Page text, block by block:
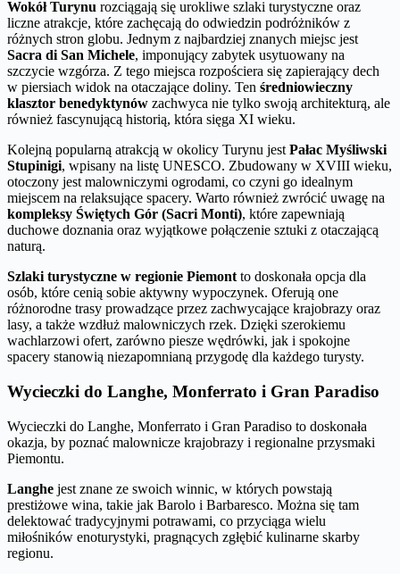
Wokół Turynu rozciągają się urokliwe szlaki turystyczne oraz
liczne atrakcje, które zachęcają do odwiedzin podróżników z
różnych stron globu. Jednym z najbardziej znanych miejsc jest
Sacra di San Michele, imponujący zabytek usytuowany na
szczycie wzgórza. Z tego miejsca rozpościera się zapierający dech
w piersiach widok na otaczające doliny. Ten średniowieczny
klasztor benedyktynów zachwyca nie tylko swoją architekturą, ale
również fascynującą historią, która sięga XI wieku.
Kolejną popularną atrakcją w okolicy Turynu jest Pałac Myśliwski
Stupinigi, wpisany na listę UNESCO. Zbudowany w XVIII wieku,
otoczony jest malowniczymi ogrodami, co czyni go idealnym
miejscem na relaksujące spacery. Warto również zwrócić uwagę na
kompleksy Świętych Gór (Sacri Monti), które zapewniają
duchowe doznania oraz wyjątkowe połączenie sztuki z otaczającą
naturą.
Szlaki turystyczne w regionie Piemont to doskonała opcja dla
osób, które cenią sobie aktywny wypoczynek. Oferują one
różnorodne trasy prowadzące przez zachwycające krajobrazy oraz
lasy, a także wzdłuż malowniczych rzek. Dzięki szerokiemu
wachlarzowi ofert, zarówno piesze wędrówki, jak i spokojne
spacery stanowią niezapomnianą przygodę dla każdego turysty.
Wycieczki do Langhe, Monferrato i Gran Paradiso
Wycieczki do Langhe, Monferrato i Gran Paradiso to doskonała
okazja, by poznać malownicze krajobrazy i regionalne przysmaki
Piemontu.
Langhe jest znane ze swoich winnic, w których powstają
prestiżowe wina, takie jak Barolo i Barbaresco. Można się tam
delektować tradycyjnymi potrawami, co przyciąga wielu
miłośników enoturystyki, pragnących zgłębić kulinarne skarby
regionu.